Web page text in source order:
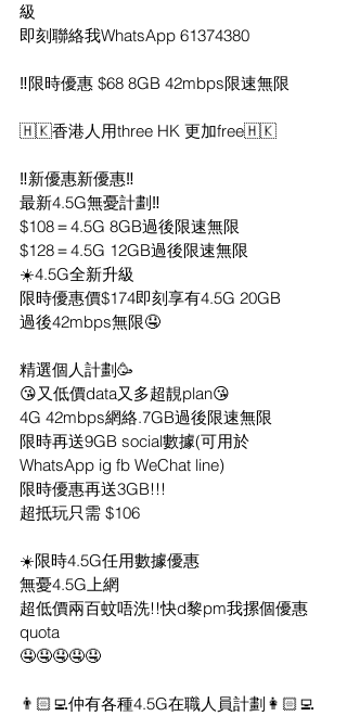
級
即刻聯絡我WhatsApp 61374380
‼️限時優惠 $68 8GB 42mbps限速無限
🇭🇰香港人用three HK 更加free🇭🇰
‼️新優惠新優惠‼️
最新4.5G無憂計劃‼️
$108＝4.5G 8GB過後限速無限
$128＝4.5G 12GB過後限速無限
☀️4.5G全新升級
限時優惠價$174即刻享有4.5G 20GB
過後42mbps無限🤤
精選個人計劃🥳
😘又低價data又多超靚plan😘
4G 42mbps網絡.7GB過後限速無限
限時再送9GB social數據(可用於
WhatsApp ig fb WeChat line)
限時優惠再送3GB!!!
超抵玩只需 $106
☀️限時4.5G任用數據優惠
無憂4.5G上網
超低價兩百蚊唔洗!!快d黎pm我摞個優惠
quota
🤤🤤🤤🤤🤤
👨🏻‍💻仲有各種4.5G在職人員計劃👩🏻‍💻